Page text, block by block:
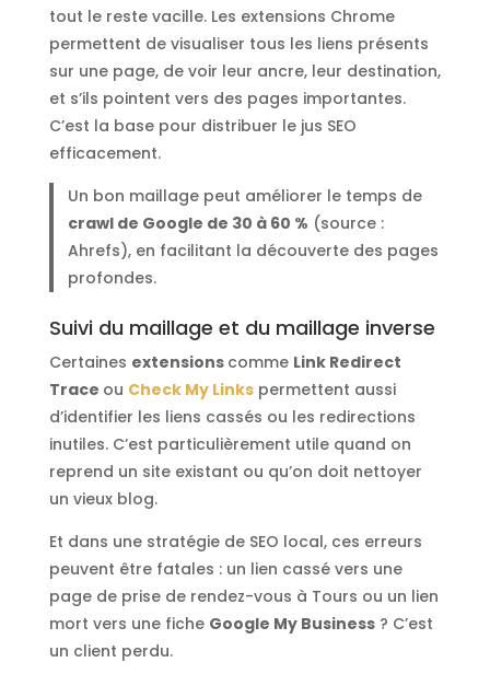
tout le reste vacille. Les extensions Chrome
permettent de visualiser tous les liens présents
sur une page, de voir leur ancre, leur destination,
et s’ils pointent vers des pages importantes.
C’est la base pour distribuer le jus SEO
efficacement.
Un bon maillage peut améliorer le temps de
crawl de Google de 30 à 60 % (source :
Ahrefs), en facilitant la découverte des pages
profondes.
Suivi du maillage et du maillage inverse
Certaines extensions comme Link Redirect
Trace ou Check My Linkspermettent aussi
d’identifier les liens cassés ou les redirections
inutiles. C’est particulièrement utile quand on
reprend un site existant ou qu’on doit nettoyer
un vieux blog.
Et dans une stratégie de SEO local, ces erreurs
peuvent être fatales : un lien cassé vers une
page de prise de rendez-vous à Tours ou un lien
mort vers une fiche Google My Business? C’est
un client perdu.